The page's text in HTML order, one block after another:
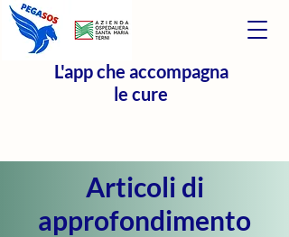
L'app che accompagna
le cure
Articoli di
approfondimento